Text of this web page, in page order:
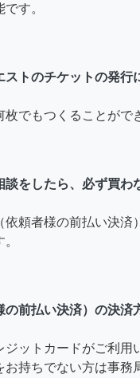
す。
ストのチケットの発行
枚でもつくることがで
談をしたら、必ず買わ
依頼者様の前払い決済
の前払い決済）の決済
ジットカードがご利用
お持ちでない方は事務